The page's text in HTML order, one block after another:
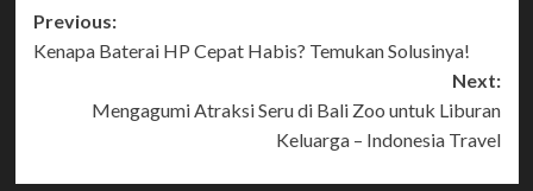
Post
navigation
Previous:
Kenapa Baterai HP Cepat Habis? Temukan Solusinya!
Next:
Mengagumi Atraksi Seru di Bali Zoo untuk Liburan
Keluarga – Indonesia Travel